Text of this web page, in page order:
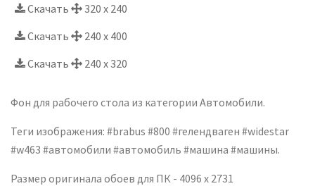
Скачать
320 x 240
Скачать
240 x 400
Скачать
240 x 320
Фон для рабочего стола из категории Автомобили.
Теги изображения: #brabus #800 #гелендваген #widestar
#w463 #автомобили #автомобиль #машина #машины.
Размер оригинала обоев для ПК - 4096 x 2731